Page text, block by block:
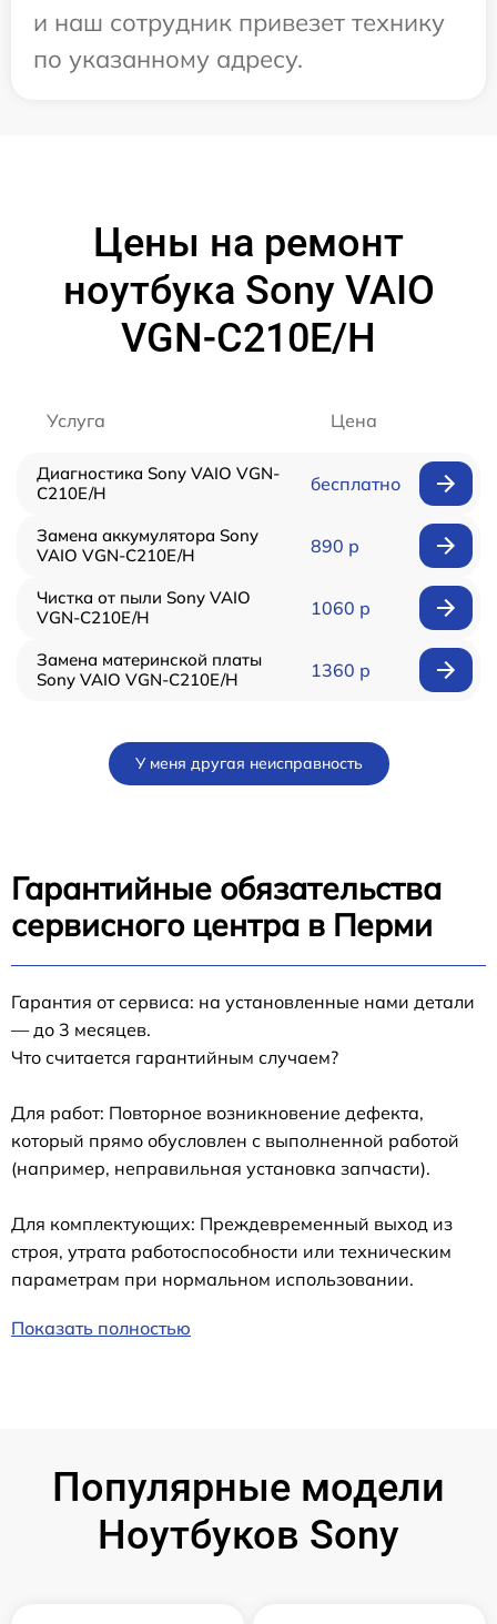
и наш сотрудник привезет технику
по указанному адресу.
Цены на ремонт
ноутбука Sony VAIO
VGN-C210E/H
Услуга Цена
Диагностика Sony VAIO VGN-
C210E/H
бесплатно
Замена аккумулятора Sony
VAIO VGN-C210E/H
890 р
Чистка от пыли Sony VAIO
VGN-C210E/H
1060 р
Замена материнской платы
Sony VAIO VGN-C210E/H
1360 р
У меня другая неисправность
Гарантийные обязательства
сервисного центра в Перми
Гарантия от сервиса: на установленные нами детали
— до 3 месяцев.
Что считается гарантийным случаем?
Для работ: Повторное возникновение дефекта,
который прямо обусловлен с выполненной работой
(например, неправильная установка запчасти).
Для комплектующих: Преждевременный выход из
строя, утрата работоспособности или техническим
параметрам при нормальном использовании.
Показать полностью
Популярные модели
Ноутбуков Sony